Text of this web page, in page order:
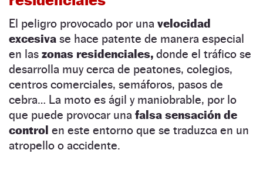
El peligro provocado por una velocidad
excesiva se hace patente de manera especial
en las zonas residenciales, donde el tráfico se
desarrolla muy cerca de peatones, colegios,
centros comerciales, semáforos, pasos de
cebra… La moto es ágil y maniobrable, por lo
que puede provocar una falsa sensación de
control en este entorno que se traduzca en un
atropello o accidente.